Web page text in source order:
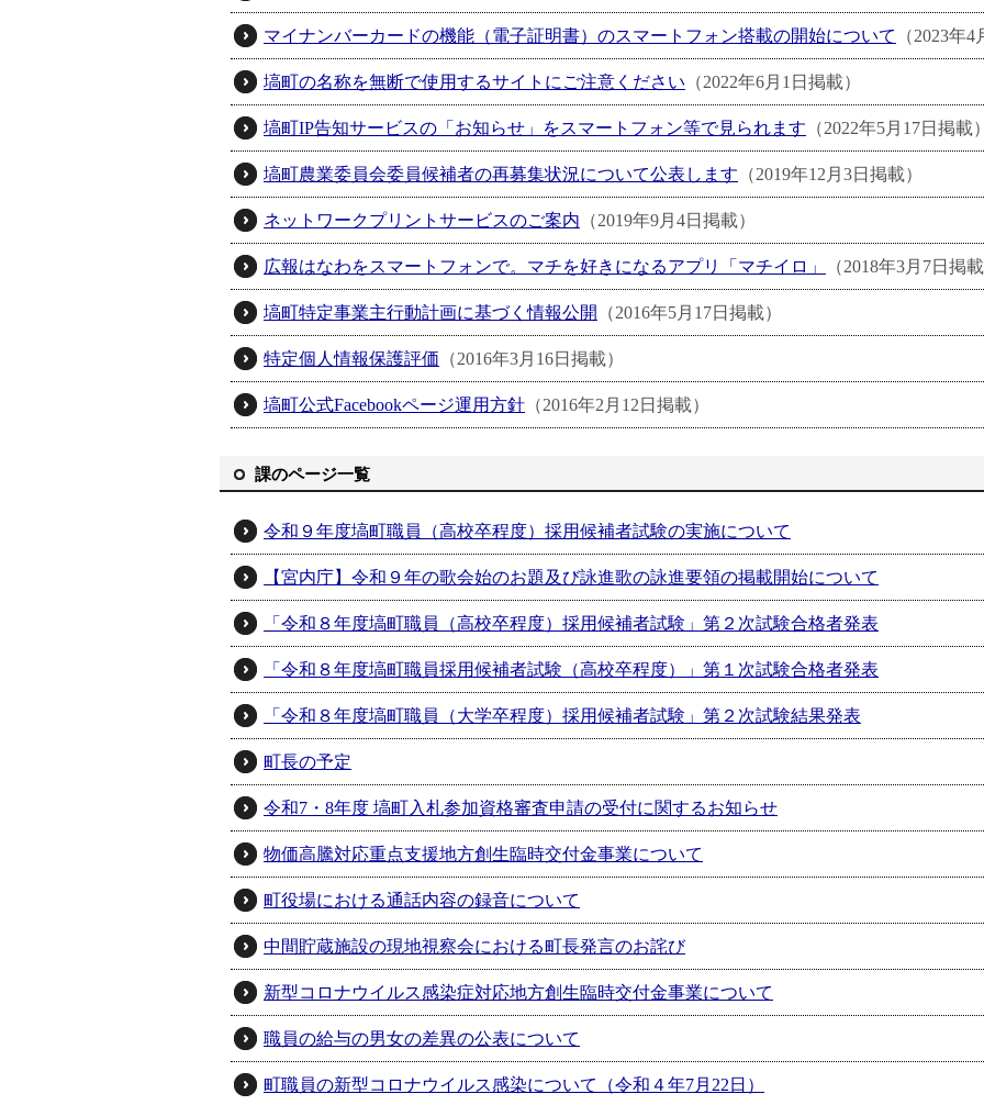
マイナンバーカードの機能（電子証明書）のスマートフォン搭載の開始について （2023年
塙町の名称を無断で使用するサイトにご注意ください （2022年6月1日掲載）
塙町IP告知サービスの「お知らせ」をスマートフォン等で見られます （2022年5月17日掲載
塙町農業委員会委員候補者の再募集状況について公表します （2019年12月3日掲載）
ネットワークプリントサービスのご案内 （2019年9月4日掲載）
広報はなわをスマートフォンで。マチを好きになるアプリ「マチイロ」 （2018年3月7日掲
塙町特定事業主行動計画に基づく情報公開 （2016年5月17日掲載）
特定個人情報保護評価 （2016年3月16日掲載）
塙町公式Facebookページ運用方針 （2016年2月12日掲載）
課のページ一覧
令和９年度塙町職員（高校卒程度）採用候補者試験の実施について
【宮内庁】令和９年の歌会始のお題及び詠進歌の詠進要領の掲載開始について
「令和８年度塙町職員（高校卒程度）採用候補者試験」第２次試験合格者発表
「令和８年度塙町職員採用候補者試験（高校卒程度）」第１次試験合格者発表
「令和８年度塙町職員（大学卒程度）採用候補者試験」第２次試験結果発表
町長の予定
令和7・8年度 塙町入札参加資格審査申請の受付に関するお知らせ
物価高騰対応重点支援地方創生臨時交付金事業について
町役場における通話内容の録音について
中間貯蔵施設の現地視察会における町長発言のお詫び
新型コロナウイルス感染症対応地方創生臨時交付金事業について
職員の給与の男女の差異の公表について
町職員の新型コロナウイルス感染について（令和４年7月22日）